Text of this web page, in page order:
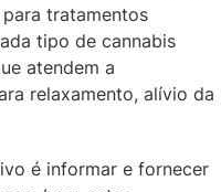
tratamentos
tipo de cannabis
atendem a
relaxamento, alívio da
é informar e fornecer